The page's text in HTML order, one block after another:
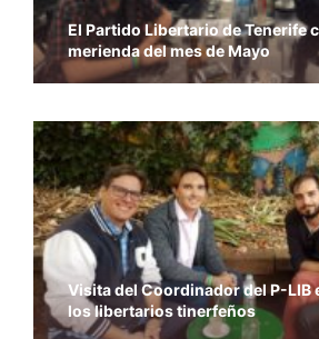
El Partido Libertario de Tenerife
merienda del mes de Mayo
Visita del Coordinador del P-LIB
los libertarios tinerfeños